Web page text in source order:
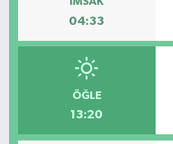
04:33
ÖĞLE
13:20